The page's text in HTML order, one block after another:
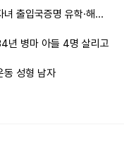
녀 출입국증명 유학·해외여
년 병마 아들 4명 살리고
동 성형 남자